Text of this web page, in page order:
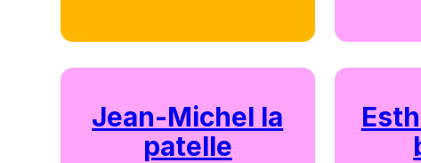
Jean-Michel la
patelle